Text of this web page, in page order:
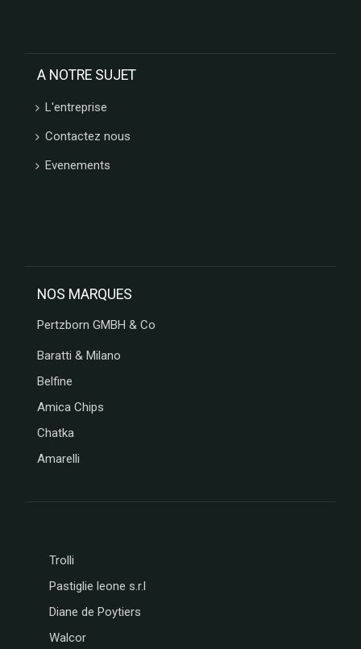
A NOTRE SUJET
L'entreprise
Contactez nous
Evenements
NOS MARQUES
Pertzborn GMBH & Co
Baratti & Milano
Belfine
Amica Chips
Chatka
Amarelli
Trolli
Pastiglie leone s.r.l
Diane de Poytiers
Walcor